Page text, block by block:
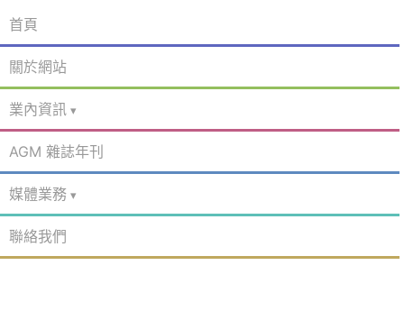
首頁
關於網站
業內資訊
AGM 雜誌年刊
媒體業務
聯絡我們